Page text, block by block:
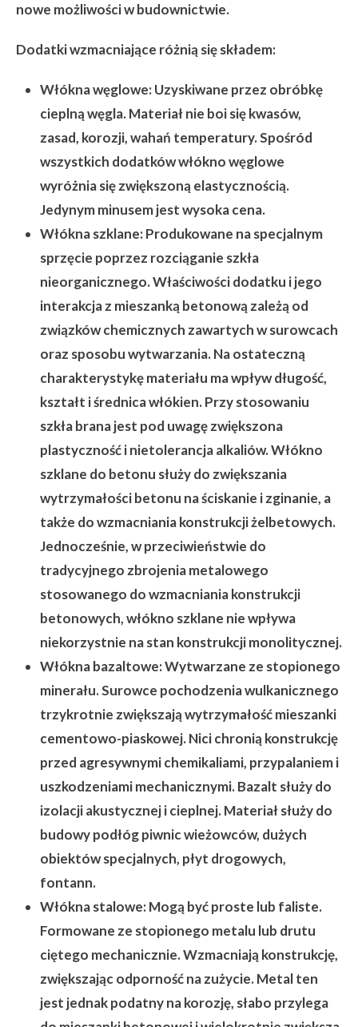
nowe możliwości w budownictwie.
Dodatki wzmacniające różnią się składem:
Włókna węglowe:Uzyskiwane przez obróbkę
cieplną węgla. Materiał nie boi się kwasów,
zasad, korozji, wahań temperatury. Spośród
wszystkich dodatków włókno węglowe
wyróżnia się zwiększoną elastycznością.
Jedynym minusem jest wysoka cena.
Włókna szklane:Produkowane na specjalnym
sprzęcie poprzez rozciąganie szkła
nieorganicznego. Właściwości dodatku i jego
interakcja z mieszanką betonową zależą od
związków chemicznych zawartych w surowcach
oraz sposobu wytwarzania. Na ostateczną
charakterystykę materiału ma wpływ długość,
kształt i średnica włókien. Przy stosowaniu
szkła brana jest pod uwagę zwiększona
plastyczność i nietolerancja alkaliów. Włókno
szklane do betonu służy do zwiększania
wytrzymałości betonu na ściskanie i zginanie, a
także do wzmacniania konstrukcji żelbetowych.
Jednocześnie, w przeciwieństwie do
tradycyjnego zbrojenia metalowego
stosowanego do wzmacniania konstrukcji
betonowych, włókno szklane nie wpływa
niekorzystnie na stan konstrukcji monolitycznej.
Włókna bazaltowe:Wytwarzane ze stopionego
minerału. Surowce pochodzenia wulkanicznego
trzykrotnie zwiększają wytrzymałość mieszanki
cementowo-piaskowej. Nici chronią konstrukcję
przed agresywnymi chemikaliami, przypalaniem i
uszkodzeniami mechanicznymi. Bazalt służy do
izolacji akustycznej i cieplnej. Materiał służy do
budowy podłóg piwnic wieżowców, dużych
obiektów specjalnych, płyt drogowych,
fontann.
Włókna stalowe:Mogą być proste lub faliste.
Formowane ze stopionego metalu lub drutu
ciętego mechanicznie. Wzmacniają konstrukcję,
zwiększając odporność na zużycie. Metal ten
jest jednak podatny na korozję, słabo przylega